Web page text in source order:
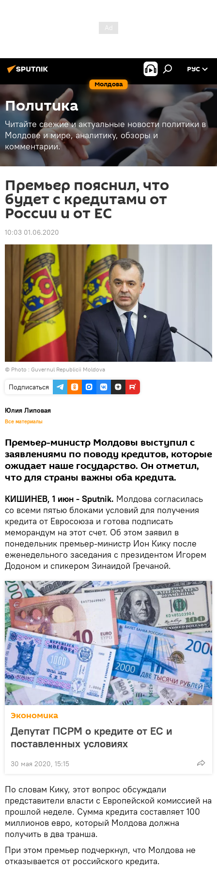
Молдова
РУС
Политика
Читайте свежие и актуальные новости политики в
Молдове и мире, аналитику, обзоры и
комментарии.
Премьер пояснил, что
будет с кредитами от
России и от ЕС
10:03 01.06.2020
© Photo : Guvernul Republicii Moldova
Подписаться
Юлия Липовая
Все материалы
Премьер-министр Молдовы выступил с
заявлениями по поводу кредитов, которые
ожидает наше государство. Он отметил,
что для страны важны оба кредита.
КИШИНЕВ, 1 июн - Sputnik. Молдова согласилась
со всеми пятью блоками условий для получения
кредита от Евросоюза и готова подписать
меморандум на этот счет. Об этом заявил в
понедельник премьер-министр Ион Кику после
еженедельного заседания с президентом Игорем
Додоном и спикером Зинаидой Гречаной.
Экономика
Депутат ПСРМ о кредите от ЕС и
поставленных условиях
30 мая 2020, 15:15
По словам Кику, этот вопрос обсуждали
представители власти с Европейской комиссией на
прошлой неделе. Сумма кредита составляет 100
миллионов евро, который Молдова должна
получить в два транша.
При этом премьер подчеркнул, что Молдова не
отказывается от российского кредита.